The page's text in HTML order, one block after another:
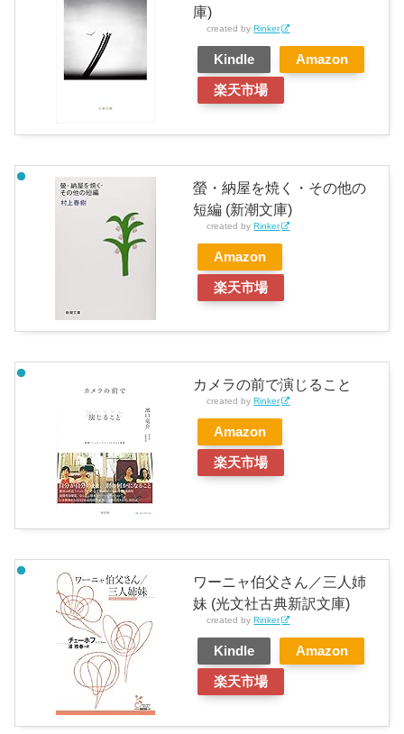
庫)
created byRinker
Kindle Amazon
楽天市場
螢・納屋を焼く・その他の
短編 (新潮文庫)
created byRinker
Amazon
楽天市場
カメラの前で演じること
created byRinker
Amazon
楽天市場
ワーニャ伯父さん／三人姉
妹 (光文社古典新訳文庫)
created byRinker
Kindle Amazon
楽天市場